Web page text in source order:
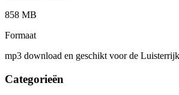
858 MB
Formaat
mp3 download en geschikt voor de
Categorieën